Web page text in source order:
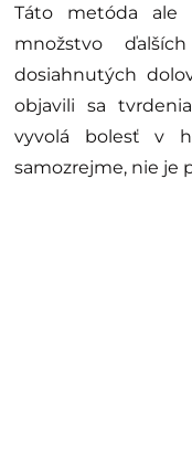
Táto metóda ale
množstvo
dosiahnutých
objavili sa
vyvolá bolesť v
samozrejme, nie je